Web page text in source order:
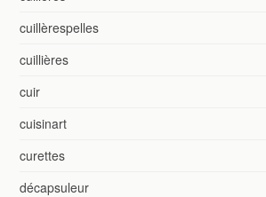
cuillèrespelles
cuillières
cuir
cuisinart
curettes
décapsuleur